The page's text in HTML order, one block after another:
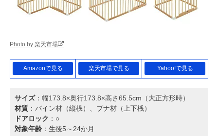
Photo by 楽天市場
Amazonで見る 楽天市場で見る Yahoo!で見る
サイズ：幅173.8×奥行173.8×高さ65.5cm（大正方形時）
材質 ：パイン材（縦桟）、ブナ材（上下桟）
ドアロック ：○
対象年齢 ：生後5～24か月